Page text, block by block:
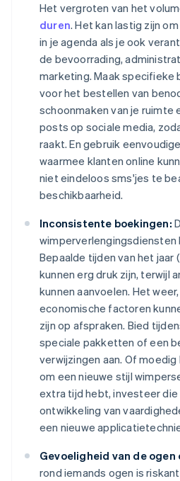
Het vergroten van het
duren. Het kan lastig zijn
in je agenda als je ook
de bevoorrading,
marketing. Maak specifieke
voor het bestellen van
schoonmaken van je ruimte
posts op sociale media,
raakt. En gebruik
waarmee klanten online
niet eindeloos sms'jes te
beschikbaarheid.
Inconsistente boekingen:
wimperverlengingsdiensten
Bepaalde tijden van het jaar
kunnen erg druk zijn, terwijl
kunnen aanvoelen. Het
economische factoren
zijn op afspraken. Bied
speciale pakketten of een
verwijzingen aan. Of
om een nieuwe stijl
extra tijd hebt, investeer
ontwikkeling van
een nieuwe
Gevoeligheid van de ogen
rond iemands ogen is